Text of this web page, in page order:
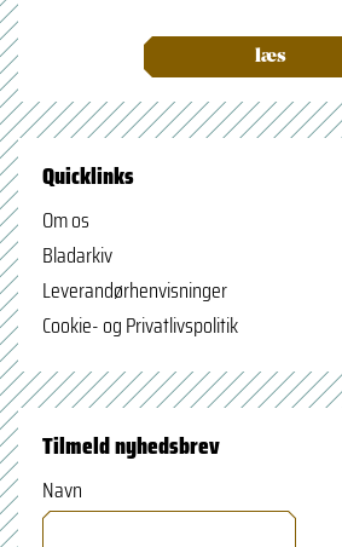
læs
Quicklinks
Om os
Bladarkiv
Leverandørhenvisninger
Cookie- og Privatlivspolitik
Tilmeld nyhedsbrev
Navn